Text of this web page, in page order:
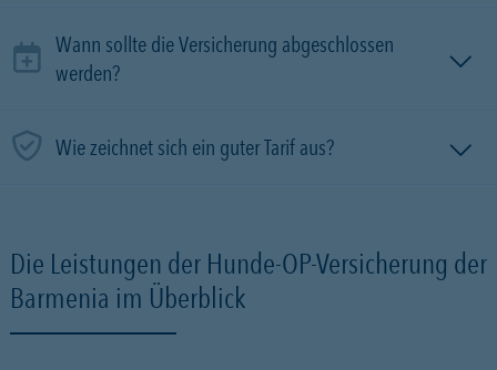
Wann sollte die Versicherung abgeschlossen
werden?
Wie zeichnet sich ein guter Tarif aus?
Die Leistungen der Hunde-OP-Versicherung der
Barmenia im Überblick